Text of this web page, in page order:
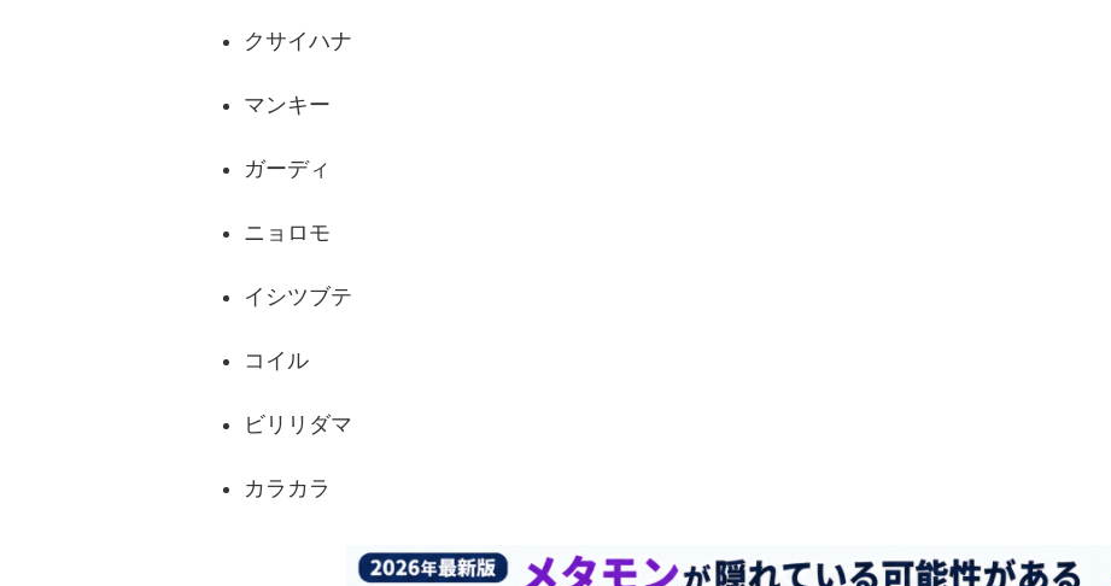
クサイハナ
マンキー
ガーディ
ニョロモ
イシツブテ
コイル
ビリリダマ
カラカラ